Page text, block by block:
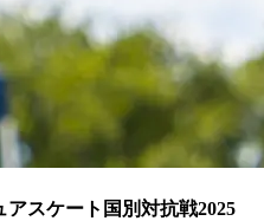
アスケート国別対抗戦2025